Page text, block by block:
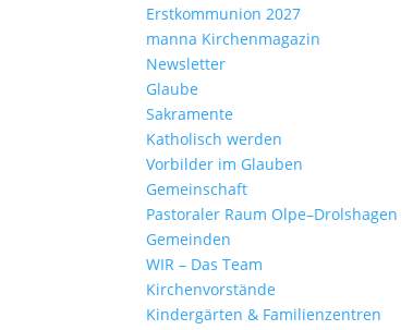
Erst­kom­mu­nion 2027
manna Kirchen­ma­gazin
News­letter
Glaube
Sakra­mente
Katho­lisch werden
Vorbilder im Glauben
Gemein­schaft
Pasto­raler Raum Olpe–Drolshagen
Gemeinden
WIR – Das Team
Kirchen­vor­stände
Kinder­gärten & Familienzentren